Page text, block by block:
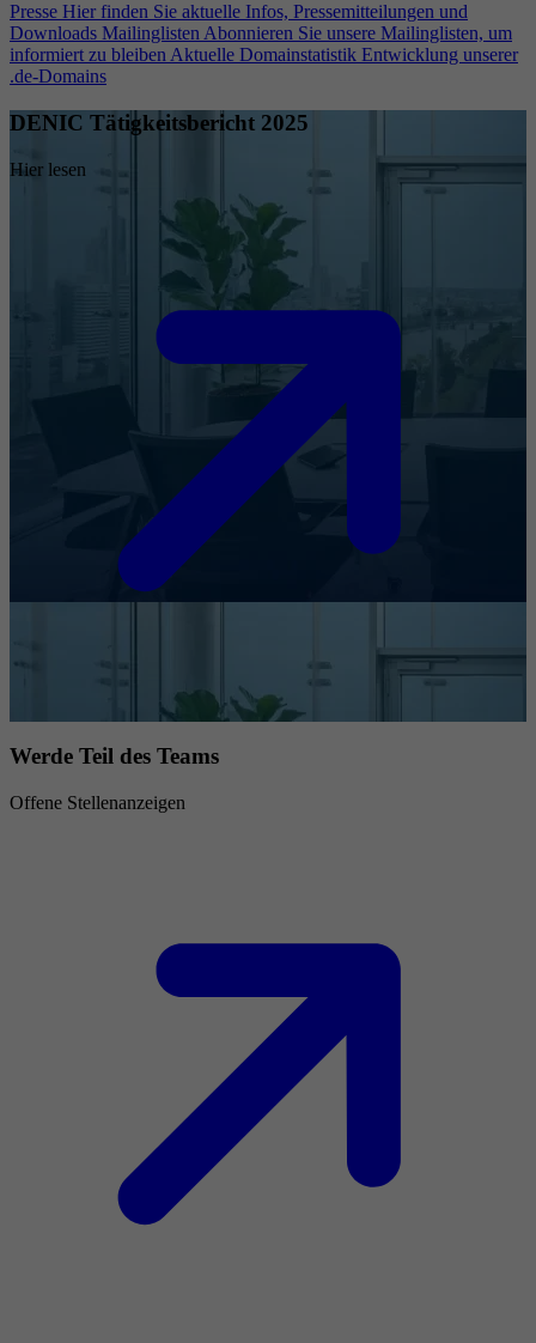
Presse Hier finden Sie aktuelle Infos, Pressemitteilungen und
Downloads Mailinglisten Abonnieren Sie unsere Mailinglisten, um
informiert zu bleiben Aktuelle Domainstatistik Entwicklung unserer
.de-Domains
DENIC Tätigkeitsbericht 2025
Hier lesen
Werde Teil des Teams
Offene Stellenanzeigen